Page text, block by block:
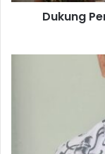
Dukung